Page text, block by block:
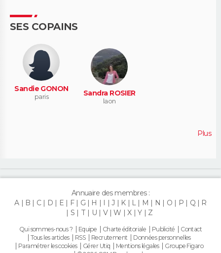
SES COPAINS
Sandie GONON
paris Sandra ROSIER
laon
Plus
Annuaire des membres :
A
B C D E F G H I J K L M N O P Q
R
S
T U V W X Y Z
Qui sommes-nous ? Equipe Charte éditoriale Publicité
Contact
Tous les articles
RSS Recrutement
Données personnelles
Paramétrer les cookies
Gérer Utiq Mentions légales
Groupe Figaro